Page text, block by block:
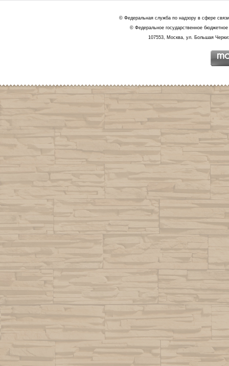
© Федеральная служба по надзору в сфере
© Федеральное государственное
107553, Москва, ул. Большая